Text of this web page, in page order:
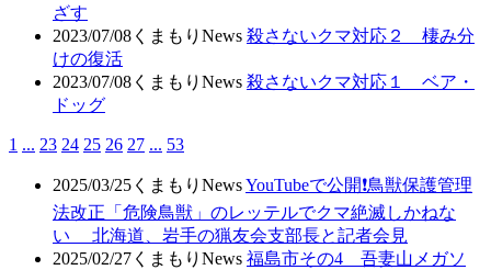
ざす
2023/07/08 くまもりNews 殺さないクマ対応２ 棲み分
けの復活
2023/07/08 くまもりNews 殺さないクマ対応１ ベア・
ドッグ
1 ... 23 24 25 26 27 ... 53
2025/03/25 くまもりNewsYouTubeで公開❗鳥獣保護管理
法改正「危険鳥獣」のレッテルでクマ絶滅しかねな
い 北海道、岩手の猟友会支部長と記者会見
2025/02/27 くまもりNews 福島市その4 吾妻山メガソ